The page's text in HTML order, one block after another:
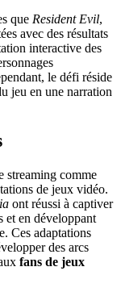
que Resident Evil,
avec des résultats
interactive des
le défi réside
jeu en une narration
streaming comme
de jeux vidéo.
ont réussi à captiver
et en développant
Ces adaptations
des arcs
fans de jeux